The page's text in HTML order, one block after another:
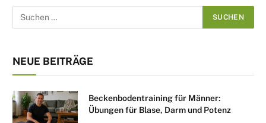
NEUE BEITRÄGE
Beckenbodentraining für Männer:
Übungen für Blase, Darm und Potenz